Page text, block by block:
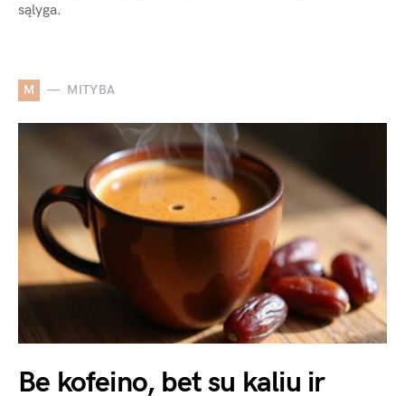
sąlyga.
M MITYBA
Be kofeino, bet su kaliu ir